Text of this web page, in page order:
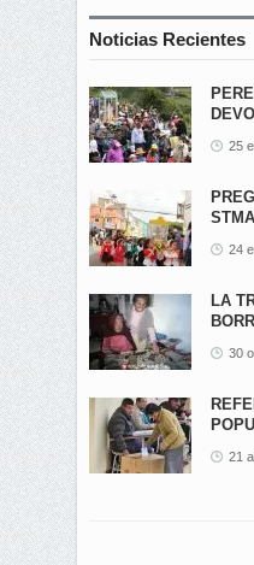
Noticias Recientes
25
24
LA
30
21